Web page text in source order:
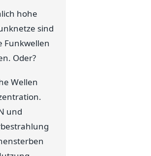
hohe
sind
Funkwellen
Oder?
Wellen
und